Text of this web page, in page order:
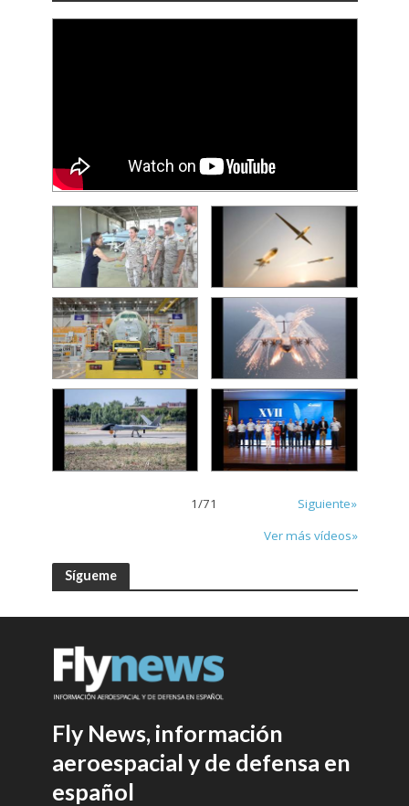
1/71
Siguiente»
Ver más vídeos»
Sígueme
Fly News, información
aeroespacial y de defensa en
español